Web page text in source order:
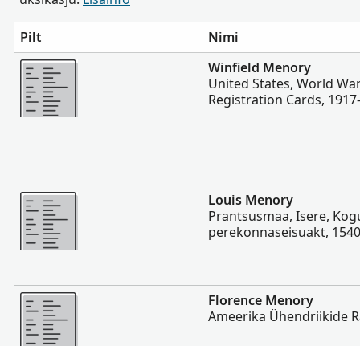
Pilt
Nimi
Rohkem
Winfield Menory
United States, World
Registration Cards,
Rohkem
Louis Menory
Prantsusmaa, Isere,
perekonnaseisuakt,
Rohkem
Florence Menory
Ameerika Ühendriikide